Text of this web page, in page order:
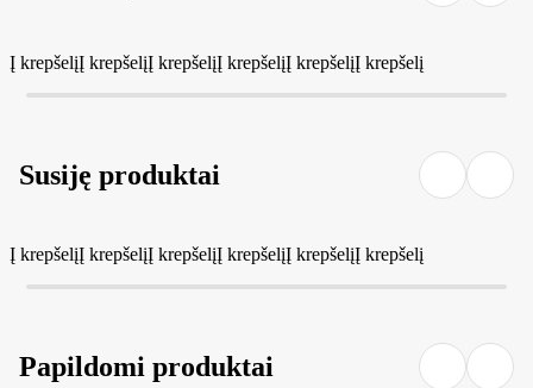
Į krepšelįĮ krepšelįĮ krepšelįĮ krepšelįĮ krepšelįĮ krepšelį
Susiję produktai
Į krepšelįĮ krepšelįĮ krepšelįĮ krepšelįĮ krepšelįĮ krepšelį
Papildomi produktai